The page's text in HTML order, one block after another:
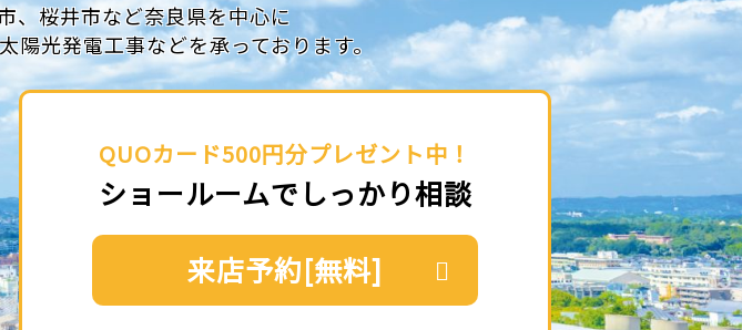
、桜井市など奈良県を中心に
陽光発電工事などを承っております。
QUOカード500円分プレゼント中！
ショールームでしっかり相談
来店予約[無料]